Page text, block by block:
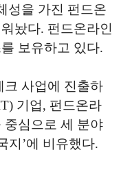
성을 가진 펀드온
놨다. 펀드온라인
보유하고 있다.
크 사업에 진출하
기업, 펀드온라
중심으로 세 분야
지’에 비유했다.